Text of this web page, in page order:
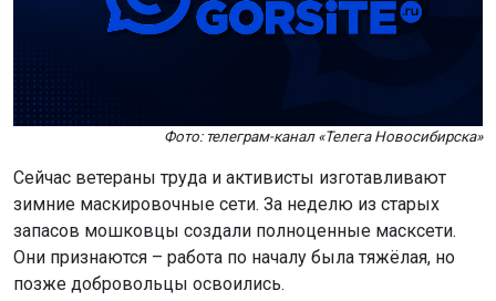
Фото: телеграм-канал «Телега Новосибирска»
Сейчас ветераны труда и активисты изготавливают
зимние маскировочные сети. За неделю из старых
запасов мошковцы создали полноценные масксети.
Они признаются – работа по началу была тяжёлая, но
позже добровольцы освоились.